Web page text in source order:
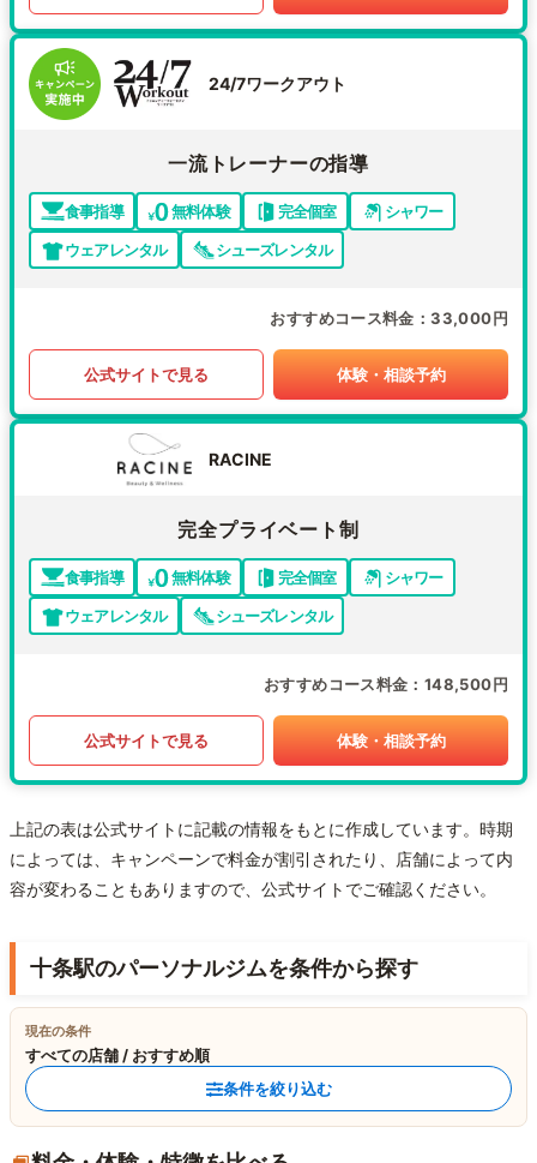
24/7ワークアウト
一流トレーナーの指導
食事指導 無料体験 完全個室
シャワー
ウェアレンタル
シューズレンタル
おすすめコース料金 33,000円
公式サイトで見る 体験・相談予約
RACINE
完全プライベート制
食事指導 無料体験 完全個室
シャワー
ウェアレンタル
シューズレンタル
おすすめコース料金 148,500円
公式サイトで見る 体験・相談予約
上記の表は公式サイトに記載の情報をもとに作成しています。時期
によっては、キャンペーンで料金が割引されたり、店舗によって内
容が変わることもありますので、公式サイトでご確認ください。
十条駅のパーソナルジムを条件から探す
現在の条件
すべての店舗 / おすすめ順
条件を絞り込む